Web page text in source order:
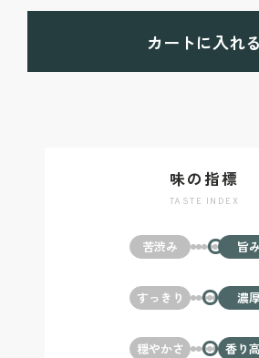
カートに入れる
味の指標
TASTE INDEX
苦渋み 旨み
すっきり 濃
穏やかさ 香り